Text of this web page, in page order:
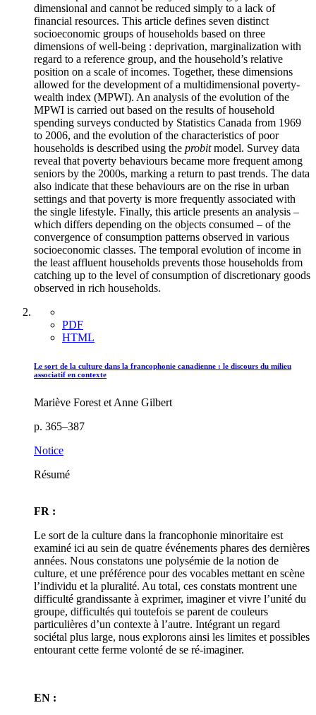
dimensional and cannot be reduced simply to a lack of
financial resources. This article defines seven distinct
socioeconomic groups of households based on three
dimensions of well-being : deprivation, marginalization with
regard to a reference group, and the household’s relative
position on a scale of incomes. Together, these dimensions
allowed for the development of a multidimensional poverty-
wealth index (MPWI). An analysis of the evolution of the
MPWI is carried out based on the results of household
spending surveys conducted by Statistics Canada from 1969
to 2006, and the evolution of the characteristics of poor
households is described using the probitmodel. Survey data
reveal that poverty behaviours became more frequent among
seniors by the 2000s, marking a return to past trends. The data
also indicate that these behaviours are on the rise in urban
settings and that poverty is more frequently associated with
the single lifestyle. Finally, this article presents an analysis –
which differs depending on the objects consumed – of the
convergence of consumption patterns observed in various
socioeconomic classes. The temporal evolution of income in
the least affluent households prevents those households from
catching up to the level of consumption of discretionary goods
observed in rich households.
PDF
HTML
Le sort de la culture dans la francophonie canadienne : le discours du milieu
associatif en contexte
Mariève Forest et Anne Gilbert
p. 365–387
Notice
Résumé
FR :
Le sort de la culture dans la francophonie minoritaire est
examiné ici au sein de quatre événements phares des dernières
années. Nous constatons une polysémie de la notion de
culture, et une préférence pour des vocables mettant en scène
l’individu et la pluralité. Au total, ces constats montrent une
difficulté grandissante à exprimer, imaginer et vivre l’unité du
groupe, difficultés qui toutefois se parent de couleurs
particulières d’un contexte à l’autre. Intégrant un regard
sociétal plus large, nous explorons ainsi les limites et possibles
entourant cette ferme volonté de se ré-imaginer.
EN :